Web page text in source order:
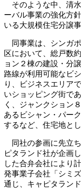
そのような中、清
ーバル事業の強化方
いる大規模住宅分譲
同事業は、シンガ
区において、総戸数
ョン２棟の建設・分
路線が利用可能なビ
り、ビジネスエリア
いショッピング街で
く、ジャンクション
あるビシャン・パー
するなど、住宅地と
同社の参画に先立
ピタランド社が企画
した合弁会社により
発事業子会社「シミ
通じ、キャピタラン